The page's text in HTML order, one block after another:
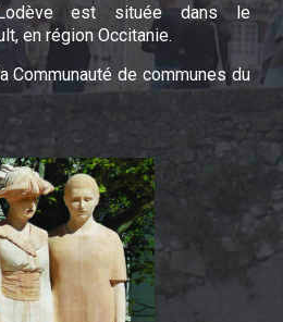
est située dans le
en région Occitanie.
Communauté de communes du